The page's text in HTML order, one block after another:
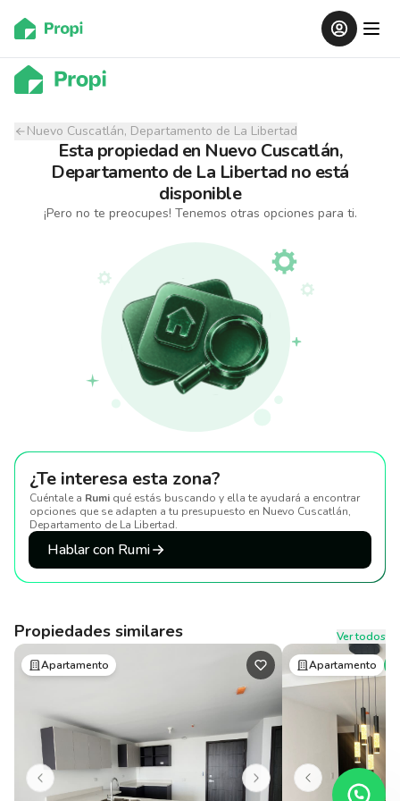
Nuevo Cuscatlán, Departamento de La Libertad
Esta propiedad en Nuevo Cuscatlán,
Departamento de La Libertad no está
disponible
¡Pero no te preocupes! Tenemos otras opciones para ti.
¿Te interesa esta zona?
Cuéntale a Rumi qué estás buscando y ella te ayudará a encontrar
opciones que se adapten a tu presupuesto en Nuevo Cuscatlán,
Departamento de La Libertad.
Hablar con Rumi
Propiedades similares
Ver todos
Apartamento
Apartamento